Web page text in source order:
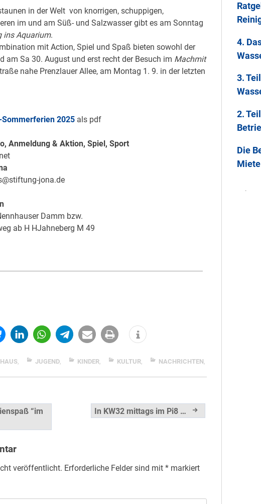
in der Welt von knorrigen, schuppigen,
im und am Süß- und Salzwasser gibt es am Sonntag
ins Aquarium.
mit Action, Spiel und Spaß bieten sowohl der
am Sa 30. August und erst recht der Besuch im Machmit
nahe Prenzlauer Allee, am Montag 1. 9. in der letzten
2025als pdf
Anmeldung & Aktion, Spiel, Sport
jona.de
Damm bzw.
ab H HJahneberg M 49
, JUGEND, KINDER, KULTUR, NACHRICHTEN
“im
In KW32 mittags im Pi8 …
veröffentlicht. Erforderliche Felder sind mit *markiert
4.
3.
2.
Die
Miete